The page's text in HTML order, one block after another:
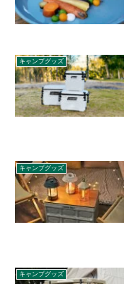
キャンプグッズ
キャンプグッズ
キャンプグッズ